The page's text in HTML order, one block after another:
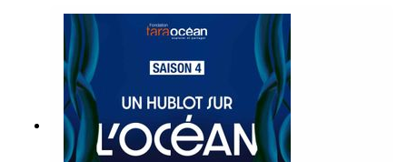
écrivain, auteur d’Héliosphéra, fille des abysses
aux éditions Actes Sud.